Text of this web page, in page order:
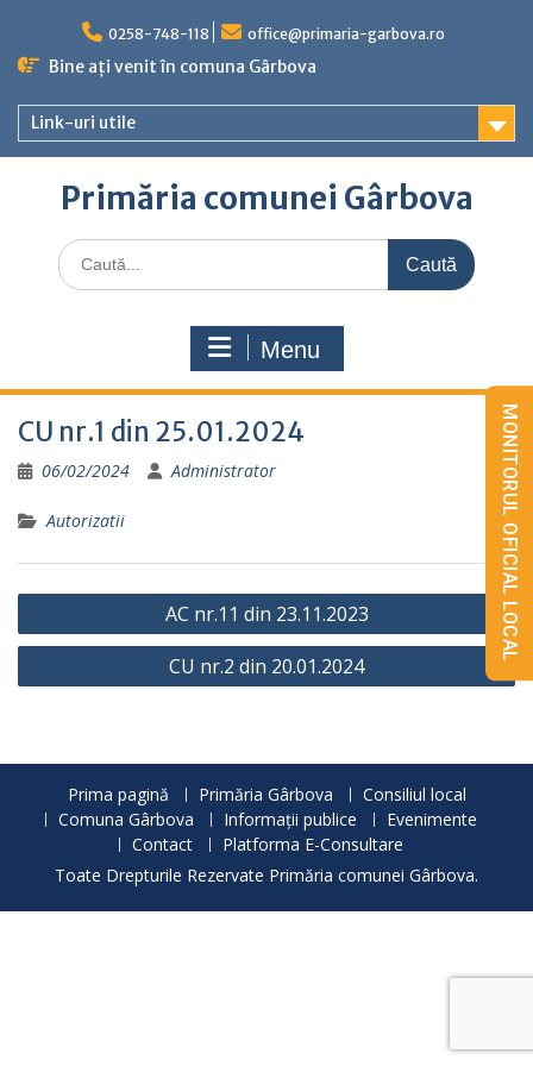
content
0258-748-118 office@primaria-garbova.ro
Bine ați venit în comuna Gârbova
Link-uri utile
Primăria comunei Gârbova
Caută
for:
Menu
CU nr.1 din 25.01.2024
06/02/2024 Administrator
Autorizatii
Navigare
în
AC nr.11 din 23.11.2023
CU nr.2 din 20.01.2024
Prima pagină Primăria Gârbova
Consiliul local
Comuna Gârbova
Informații publice
Evenimente
Contact
Platforma E-Consultare
Toate Drepturile Rezervate Primăria comunei Gârbova.
MONITORUL OFICIAL LOCAL